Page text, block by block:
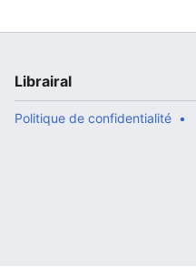
Librairal
Politique de confidentialité